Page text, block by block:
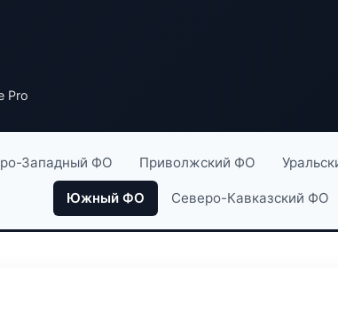
Pro
Западный ФО Приволжский ФО
Южный ФО Северо-Кавказский ФО